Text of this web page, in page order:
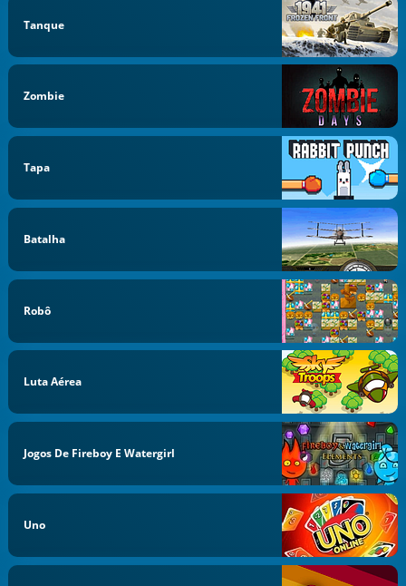
Tanque
Zombie
Tapa
Batalha
Robô
Luta Aérea
Jogos De Fireboy E Watergirl
Uno